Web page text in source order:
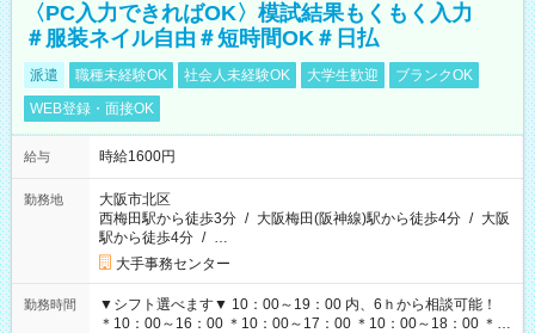
〈PC入力できればOK〉模試結果もくもく入力
＃服装ネイル自由＃短時間OK＃日払
派遣 職種未経験OK 社会人未経験OK 大学生歓迎
ブランクOK
WEB登録・面接OK
給与 時給1600円
勤務地
大阪市北区
西梅田駅から徒歩3分 / 大阪梅田(阪神線)駅から徒歩4分 / 大阪
駅から徒歩4分 / …
大手事務センター
勤務時間
▼シフト選べます▼ 10：00～19：00 内、6ｈから相談可能！
＊10：00～16：00 ＊10：00～17：00 ＊10：00～18：00 ＊